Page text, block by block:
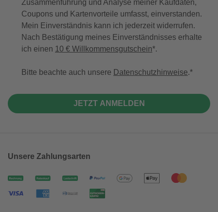
Zusammenführung und Analyse meiner Kaufdaten,
Coupons und Kartenvorteile umfasst, einverstanden.
Mein Einverständnis kann ich jederzeit widerrufen.
Nach Bestätigung meines Einverständnisses erhalte
ich einen 10 € Willkommensgutschein*.
Bitte beachte auch unsere Datenschutzhinweise.
JETZT ANMELDEN
Unsere Zahlungsarten